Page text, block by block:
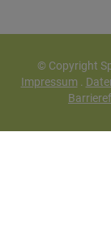
© Copyright
Impressum.